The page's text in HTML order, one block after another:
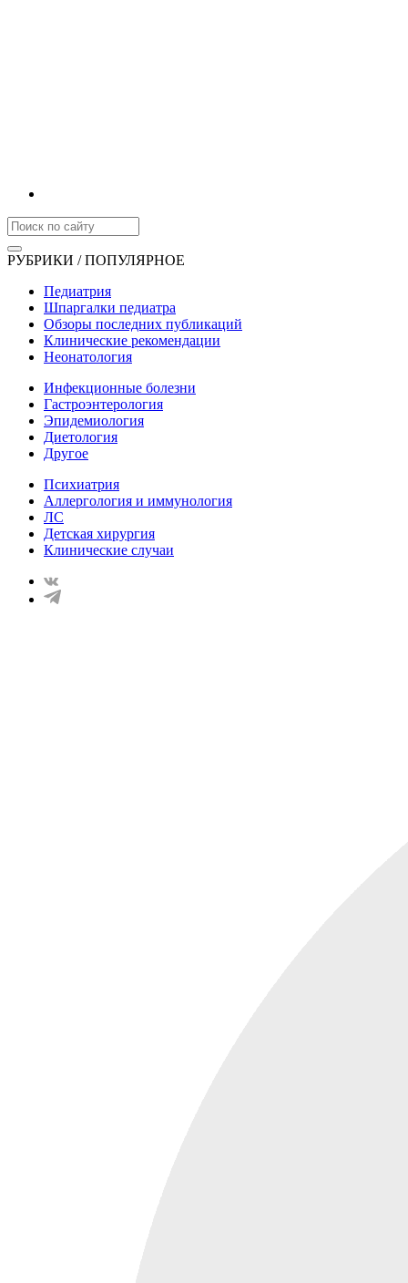
РУБРИКИ / ПОПУЛЯРНОЕ
Педиатрия
Шпаргалки педиатра
Обзоры последних публикаций
Клинические рекомендации
Неонатология
Инфекционные болезни
Гастроэнтерология
Эпидемиология
Диетология
Другое
Психиатрия
Аллергология и иммунология
ЛС
Детская хирургия
Клинические случаи